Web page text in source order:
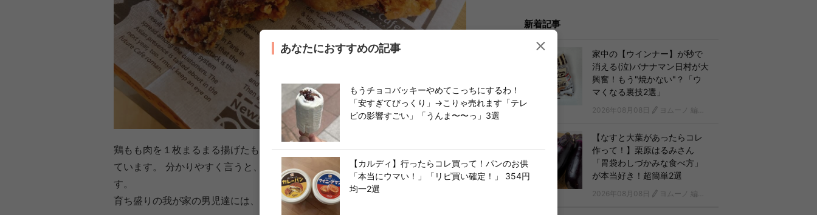
鶏もも肉を１枚まるまる揚げたもので、しっかりとした味つけで衣はパリッとし
ています。 分かりやすく言うと、鶏もも肉１枚で作った唐揚げという感じで
す。
育ち盛りの我が家の男児達には、たまらない揚げ物となっているようです。
あなたにおすすめの記事
もうチョコバッキーやめてこっちにするわ！
「安すぎてびっくり」→こりゃ売れます「テレ
ビの影響すごい」「うんま〜〜っ」3選
【カルディ】行ったらコレ買って！パンのお供
「本当にウマい！」「リピ買い確定！」 354円
均一2選
新着記事
家中の【ウインナー】が秒で
消える(泣)バナナマン日村が大
興奮！もう"焼かない"？「ウ
マくなる裏技2選」
2026年08月08日 ヨムーノ 編集部
【なすと大葉があったらコレ
作って！】栗原はるみさん
「胃袋わしづかみな食べ方」
が本当好き！超簡単2選
2026年08月08日 ヨムーノ 編集部